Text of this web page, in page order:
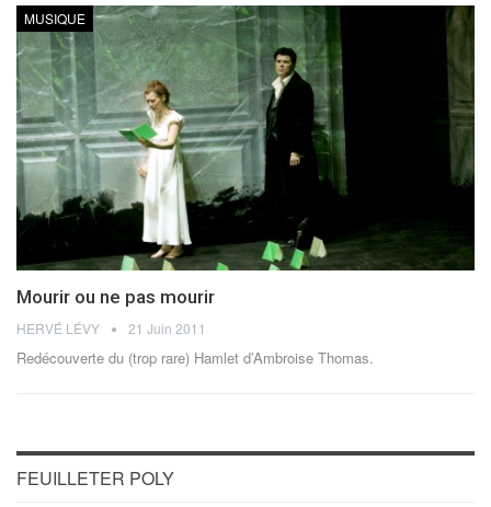
MUSIQUE
Mourir ou ne pas mourir
HERVÉ LÉVY 21 Juin 2011
Redécouverte du (trop rare) Hamlet d’Ambroise Thomas.
FEUILLETER POLY